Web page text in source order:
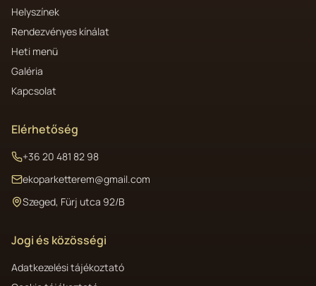
Helyszínek
Rendezvényes kínálat
Heti menü
Galéria
Kapcsolat
Elérhetőség
+36 20 481 82 98
ekoparketterem@gmail.com
Szeged, Fürj utca 92/B
Jogi és közösségi
Adatkezelési tájékoztató